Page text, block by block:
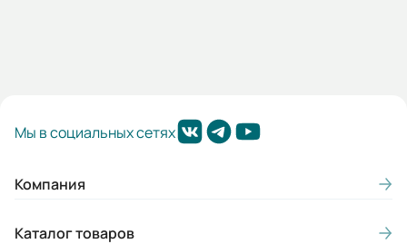
Мы в социальных сетях
Компания
Каталог товаров